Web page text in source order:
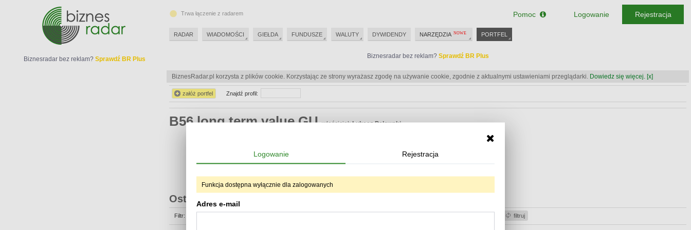
Biznesradar bez reklam? Sprawdź BR Plus
BiznesRadar.pl korzysta z plików cookie. Korzystając ze strony wyrażasz zgodę na używanie cookie, zgodnie z aktualnymi ustawieniami przeglądarki. Dowiedz się więcej. [x]
załóż portfel Znajdź profil:
B56 long term value GUwłaściciel:Łukasz Pelowski
Sprawdź BR Plus
Ostatnie operacje
Filtr: filtruj
Biznesradar bez reklam? Sprawdź BR Plus
Trwa łączenie z radarem
RADAR WIADOMOŚCI GIEŁDA FUNDUSZE WALUTY DYWIDENDY NARZĘDZIA PORTFEL
Pomoc Logowanie Rejestracja
Logowanie Rejestracja
Funkcja dostępna wyłącznie dla zalogowanych
Adres e-mail